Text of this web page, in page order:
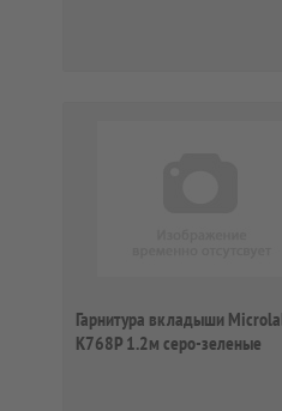
Гарнитура вкладыши
K768P 1.2м серо-зеленые